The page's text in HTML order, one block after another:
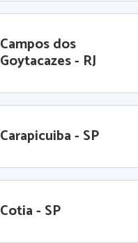
Campos dos
Goytacazes - RJ
Carapicuiba - SP
Cotia - SP